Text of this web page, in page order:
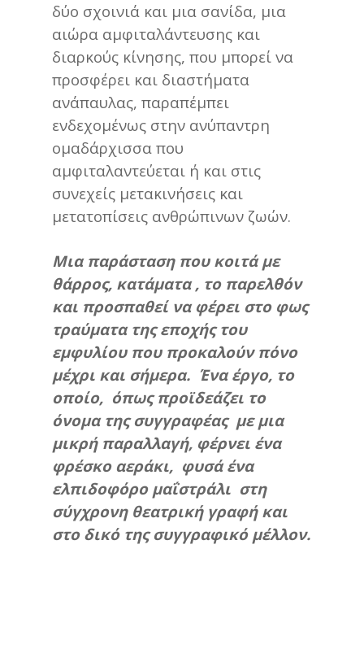
δύο σχοινιά και μια σανίδα, μια
αιώρα αμφιταλάντευσης και
διαρκούς κίνησης, που μπορεί να
προσφέρει και διαστήματα
ανάπαυλας, παραπέμπει
ενδεχομένως στην ανύπαντρη
ομαδάρχισσα που
αμφιταλαντεύεται ή και στις
συνεχείς μετακινήσεις και
μετατοπίσεις ανθρώπινων ζωών.
Μια παράσταση που κοιτά με
θάρρος, κατάματα , το παρελθόν
και προσπαθεί να φέρει στο φως
τραύματα της εποχής του
εμφυλίου που προκαλούν πόνο
μέχρι και σήμερα. Ένα έργο, το
οποίο, όπως προϊδεάζει το
όνομα της συγγραφέας με μια
μικρή παραλλαγή, φέρνει ένα
φρέσκο αεράκι, φυσά ένα
ελπιδοφόρο μαΐστράλι στη
σύγχρονη θεατρική γραφή και
στο δικό της συγγραφικό μέλλον.